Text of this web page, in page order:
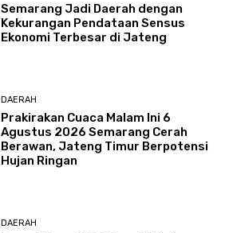
Semarang Jadi Daerah dengan
Kekurangan Pendataan Sensus
Ekonomi Terbesar di Jateng
DAERAH
Prakirakan Cuaca Malam Ini 6
Agustus 2026 Semarang Cerah
Berawan, Jateng Timur Berpotensi
Hujan Ringan
DAERAH